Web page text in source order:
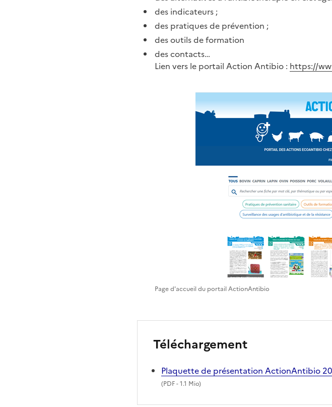
des indicateurs ;
des pratiques de prévention ;
des outils de formation
des contacts…
Lien vers le portail Action Antibio : https://
Page d'accueil du portail ActionAntibio
Téléchargement
Plaquette de présentation ActionAntibio
(PDF- 1.1 Mio)